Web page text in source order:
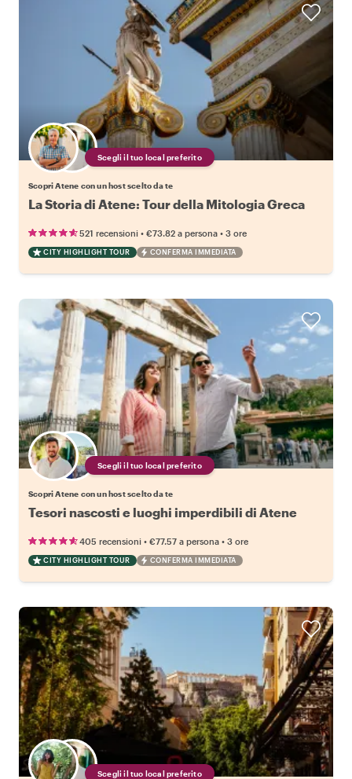
Scegli il tuo local preferito
Scopri Atene con un host scelto da te
La Storia di Atene: Tour della Mitologia Greca
521 recensioni • €73.82 a persona • 3 ore
CITY HIGHLIGHT TOUR CONFERMA IMMEDIATA
Scegli il tuo local preferito
Scopri Atene con un host scelto da te
Tesori nascosti e luoghi imperdibili di Atene
405 recensioni • €77.57 a persona • 3 ore
CITY HIGHLIGHT TOUR CONFERMA IMMEDIATA
Scegli il tuo local preferito